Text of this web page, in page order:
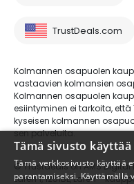
TrustDeals.com
Kolmannen osapuolen
vastaavien kolmansien
Kolmannen osapuolen
esiintyminen ei tarkoita,
kyseisen kolmannen
sen palveluita.
© Trustdeals on AMS Digital
Laren 1, 1251BL, Laren -
Tämä sivusto
Tämä verkkosivusto käyttää
parantamiseksi. Käyttämällä